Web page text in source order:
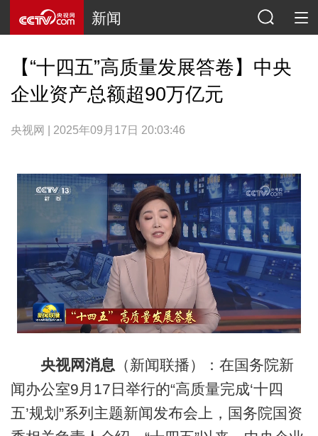
新闻
【“十四五”高质量发展答卷】中央
企业资产总额超90万亿元
央视网 | 2025年09月17日 20:03:46
央视网消息 （新闻联播）：在国务院新
闻办公室9月17日举行的“高质量完成‘十四
五’规划”系列主题新闻发布会上，国务院国资